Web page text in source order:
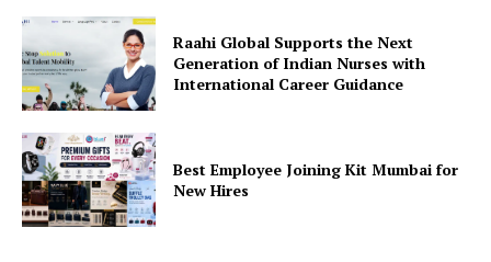
Raahi Global Supports the Next
Generation of Indian Nurses with
International Career Guidance
Best Employee Joining Kit Mumbai for
New Hires